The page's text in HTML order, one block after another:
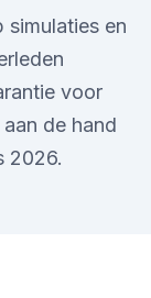
simulaties en
voor
de hand
2026.